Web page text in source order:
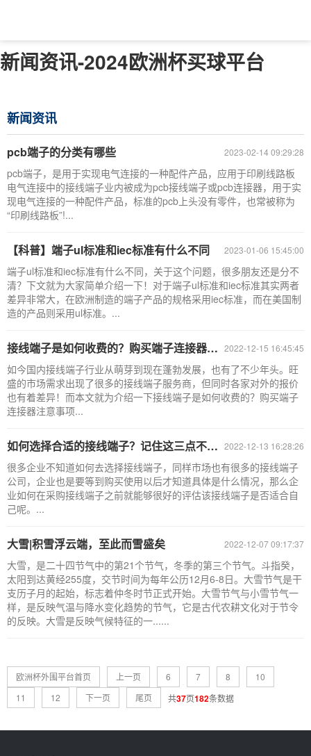
新闻资讯-2024欧洲杯买球平台
新闻资讯
2023-02-14 09:29:28
pcb端子的分类有哪些
pcb端子，是用于实现电气连接的一种配件产品，应用于印刷线路板
电气连接中的接线端子业内被成为pcb接线端子或pcb连接器，用于实
现电气连接的一种配件产品，标准的pcb上头没有零件，也常被称为
“印刷线路板”!...
2023-01-06 15:45:00
【科普】端子ul标准和iec标准有什么不同
端子ul标准和iec标准有什么不同，关于这个问题，很多朋友还是分不
清？下文就为大家简单介绍一下！对于端子ul标准和iec标准其实两者
差异非常大，在欧洲制造的端子产品的规格采用iec标准，而在美国制
造的产品则采用ul标准。...
2022-12-15 16:45:45
接线端子是如何收费的？购买端子连接器注意事项
如今国内接线端子行业从萌芽到现在蓬勃发展，也有了不少年头。旺
盛的市场需求出现了很多的接线端子服务商，但同时各家对外的报价
也有着差异！而本文就为介绍一下接线端子是如何收费的？购买端子
连接器注意事项...
2022-12-13 16:28:26
如何选择合适的接线端子？记住这三点不踩坑
很多企业不知道如何去选择接线端子，同样市场也有很多的接线端子
公司，企业也是要等到购买使用以后才知道具体是什么情况，那么企
业如何在采购接线端子之前就能够很好的评估该接线端子是否适合自
己呢。...
2022-12-07 09:17:37
大雪|积雪浮云端，至此而雪盛矣
大雪，是二十四节气中的第21个节气，冬季的第三个节气。斗指癸，
太阳到达黄经255度，交节时间为每年公历12月6-8日。大雪节气是干
支历子月的起始，标志着仲冬时节正式开始。大雪节气与小雪节气一
样，是反映气温与降水变化趋势的节气，它是古代农耕文化对于节令
的反映。大雪是反映气候特征的一......
欧洲杯外围平台首页 上一页 6 7 8
10
11
12 下一页 尾页 共37页182条数据